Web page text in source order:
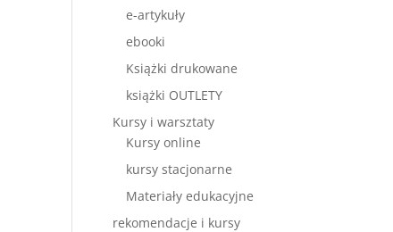
e-artykuły
ebooki
Książki drukowane
książki OUTLETY
Kursy i warsztaty
Kursy online
kursy stacjonarne
Materiały edukacyjne
rekomendacje i kursy